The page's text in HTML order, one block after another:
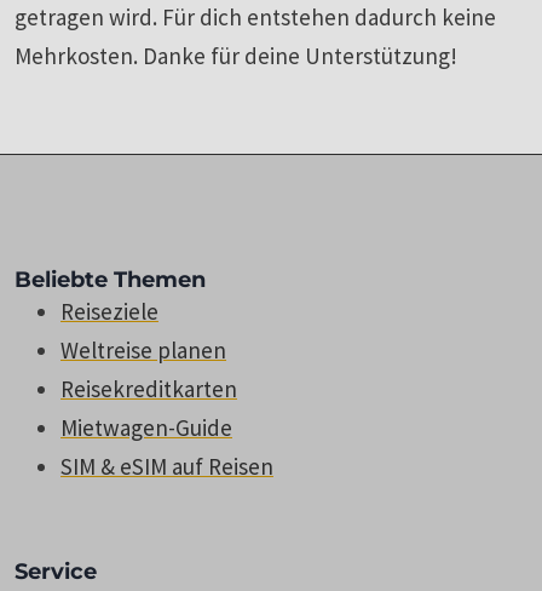
getragen wird. Für dich entstehen dadurch keine
Mehrkosten. Danke für deine Unterstützung!
Beliebte Themen
Reiseziele
Weltreise planen
Reisekreditkarten
Mietwagen-Guide
SIM & eSIM auf Reisen
Service